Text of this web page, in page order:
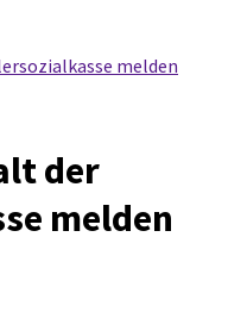
melden
der
melden